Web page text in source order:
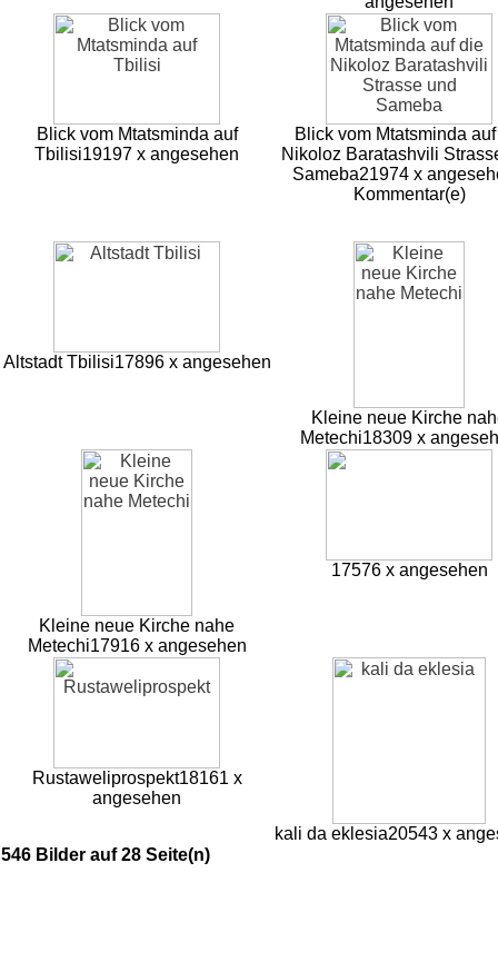
Blick vom Mtatsminda auf
Tbilisi19197 x angesehen
Blick vom Mtatsminda
Nikoloz Baratashvili
Sameba21974 x
Kommentar(e)
Altstadt Tbilisi17896 x angesehen
Kleine neue Kirche
Metechi18309 x
Kleine neue Kirche nahe
Metechi17916 x angesehen
17576 x angesehen
Rustaweliprospekt18161 x
angesehen
kali da eklesia20543 x
546 Bilder auf 28 Seite(n)